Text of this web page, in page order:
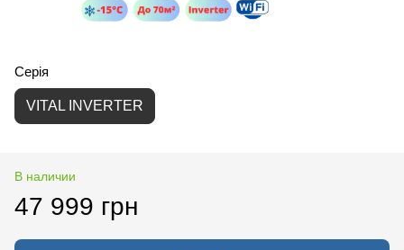
Серія
VITAL INVERTER
В наличии
47 999 грн